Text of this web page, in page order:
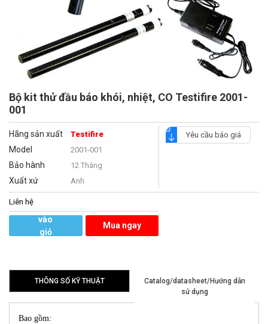
Bộ kit thử đầu báo khói, nhiệt, CO Testifire 2001-
001
Hãng sản xuất Testifire
Model 2001-001
Bảo hành 12 Tháng
Xuất xứ Anh
Yêu cầu báo giá
Liên hệ
vào
giỏ
Mua ngay
THÔNG SỐ KỸ THUẬT
Catalog/datasheet/Hướng dẫn
sử dụng
Bao gồm: